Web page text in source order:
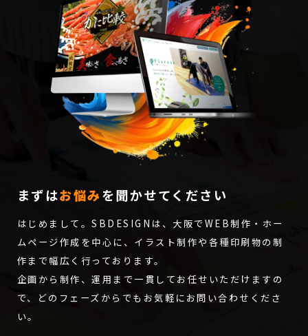
まずはお悩みを聞かせてください
はじめまして。SBDESIGNは、大阪でWEB制作・ホー
ムページ作成を中心に、イラスト制作や各種印刷物の制
作まで幅広く行っております。
企画から制作、運用まで一貫してお任せいただけますの
で、どのフェーズからでもお気軽にお問い合わせくださ
い。